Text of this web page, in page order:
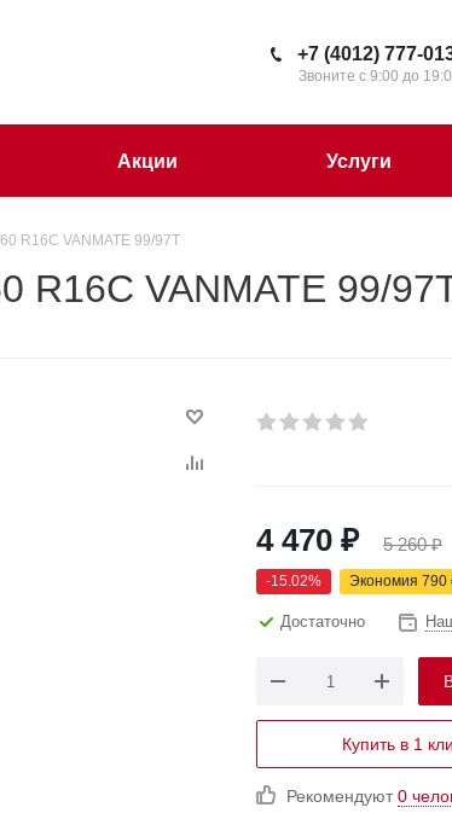
+7 (4012) 777-
Звоните с 9:00 до
Акции Услуги
R16C VANMATE 99/97T
R16C VANMATE 99/
4 470 ₽ 5 260₽
-15.02% Экономия 790
Достаточно
Купить в 1
Рекомендуют0